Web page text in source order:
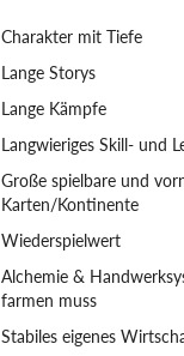
Charakter mit Tiefe
Lange Storys
Lange Kämpfe
Langwieriges Skill- und
Große spielbare und
Karten/Kontinente
Wiederspielwert
Alchemie &
farmen muss
Stabiles eigenes